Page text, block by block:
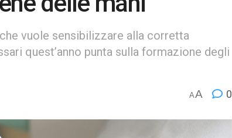
vuole sensibilizzare alla corretta
quest’anno punta sulla formazione degli
AA 0